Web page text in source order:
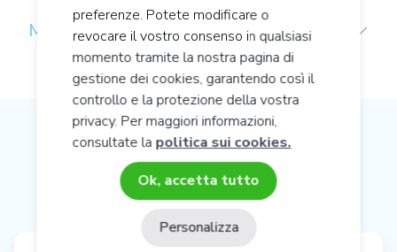
MELATONINA
CONSIGLI SULLA NUTRIZIONE
CELLULARE ATTIVA
preferenze. Potete modificare o
revocare il vostro consenso in qualsiasi
momento tramite la nostra pagina di
gestione dei cookies, garantendo così il
controllo e la protezione della vostra
privacy. Per maggiori informazioni,
consultate la politica sui cookies.
Ok, accetta tutto
Personalizza